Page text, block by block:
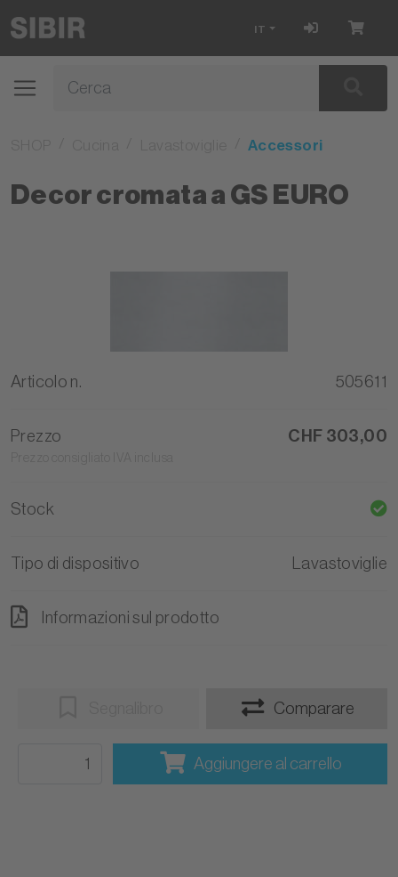
IT
Accessori
Decor cromata a GS EURO
Articolo n. 505611
Prezzo CHF 303,00
Stock
Tipo di dispositivo Lavastoviglie
Informazioni sul prodotto
Comparare
Aggiungere al carrello